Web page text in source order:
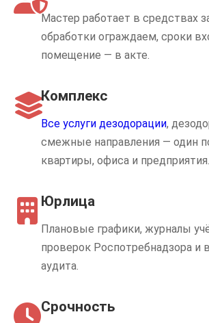
Мастер работает в средствах
обработки ограждаем, сроки
помещение — в акте.
Комплекс
Все услуги дезодорации,
смежные направления — один
квартиры, офиса и предприятия.
Юрлица
Плановые графики, журналы
проверок Роспотребнадзора и
аудита.
Срочность